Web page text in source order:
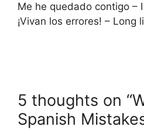
Me he quedado contigo –
¡Vivan los errores! – Long
5 thoughts on
Spanish